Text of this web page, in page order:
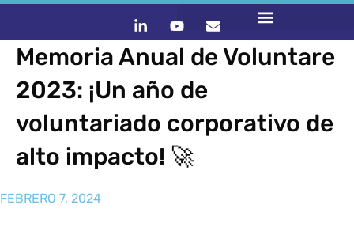
Memoria Anual de Voluntare
2023: ¡Un año de
voluntariado corporativo de
alto impacto! 🚀
FEBRERO 7, 2024